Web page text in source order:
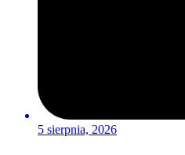
5 sierpnia, 2026